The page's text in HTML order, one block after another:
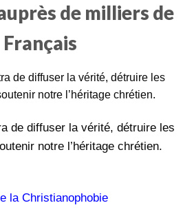
de milliers de
Français
de diffuser la vérité, détruire les
notre l’héritage chrétien.
de diffuser la vérité, détruire les
notre l’héritage chrétien.
la Christianophobie